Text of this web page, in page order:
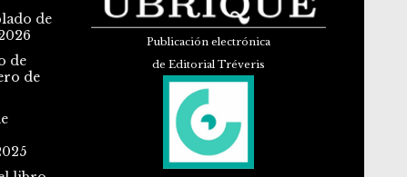
de
de
de
Publicación electrónica
de Editorial Tréveris